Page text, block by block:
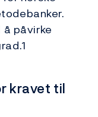
påvirke
1
kravet til